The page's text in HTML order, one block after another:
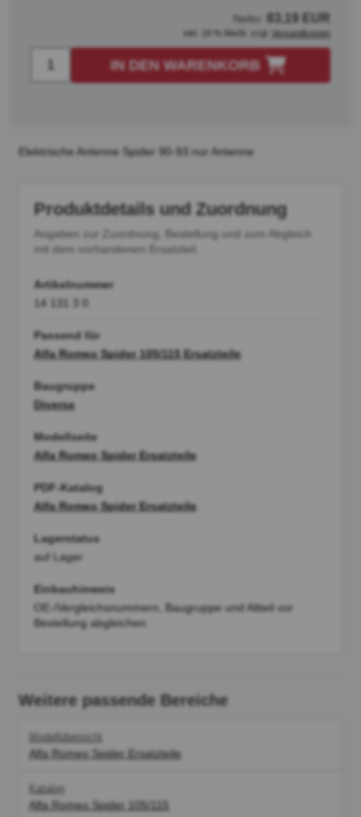
Netto: 83,19 EUR
inkl. 19 % MwSt. zzgl. Versandkosten
IN DEN WARENKORB
Elektrische Antenne Spider 90-93 nur Antenne
Produktdetails und Zuordnung
Angaben zur Zuordnung, Bestellung und zum Abgleich
mit dem vorhandenen Ersatzteil.
Artikelnummer
14 131 3 0
Passend für
Alfa Romeo Spider 105/115 Ersatzteile
Baugruppe
Diverse
Modellseite
Alfa Romeo Spider Ersatzteile
PDF-Katalog
Alfa Romeo Spider Ersatzteile
Lagerstatus
auf Lager
Einbauhinweis
OE-/Vergleichsnummern, Baugruppe und Altteil vor
Bestellung abgleichen.
Weitere passende Bereiche
Modellübersicht
Alfa Romeo Spider Ersatzteile
Katalog
Alfa Romeo Spider 105/115